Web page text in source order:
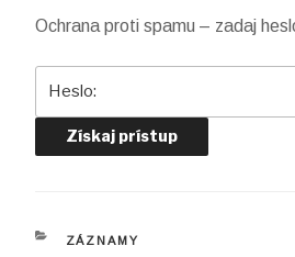
Ochrana proti spamu – zadaj
KATEGÓRIE
ZÁZNAMY